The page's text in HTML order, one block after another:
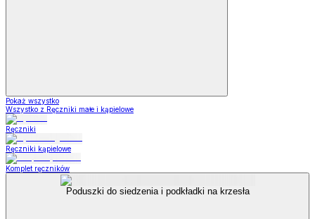
Pokaż wszystko
Wszystko z Ręczniki małe i kąpielowe
Ręczniki
Ręczniki kąpielowe
Komplet ręczników
Poduszki do siedzenia i podkładki na krzesła